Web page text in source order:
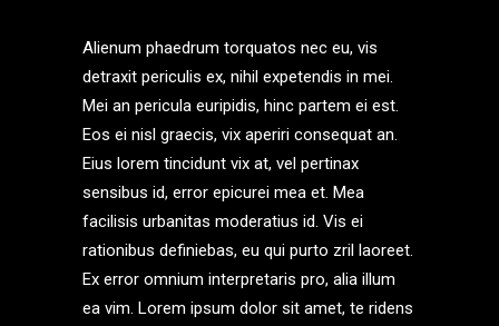
Alienum phaedrum torquatos nec eu, vis
detraxit periculis ex, nihil expetendis in mei.
Mei an pericula euripidis, hinc partem ei est.
Eos ei nisl graecis, vix aperiri consequat an.
Eius lorem tincidunt vix at, vel pertinax
sensibus id, error epicurei mea et. Mea
facilisis urbanitas moderatius id. Vis ei
rationibus definiebas, eu qui purto zril laoreet.
Ex error omnium interpretaris pro, alia illum
ea vim. Lorem ipsum dolor sit amet, te ridens